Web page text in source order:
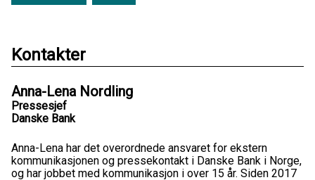
Kontakter
Anna-Lena Nordling
Pressesjef
Danske Bank
Anna-Lena har det overordnede ansvaret for ekstern
kommunikasjonen og pressekontakt i Danske Bank i Norge,
og har jobbet med kommunikasjon i over 15 år. Siden 2017